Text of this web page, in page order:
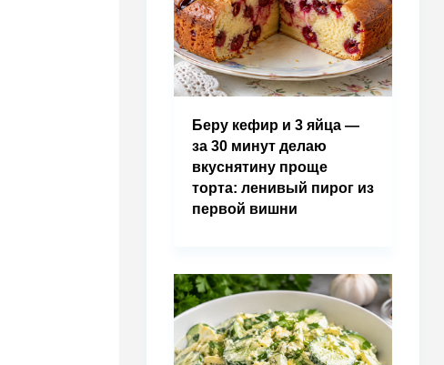
Беру кефир и 3 яйца —
за 30 минут делаю
вкуснятину проще
торта: ленивый пирог из
первой вишни